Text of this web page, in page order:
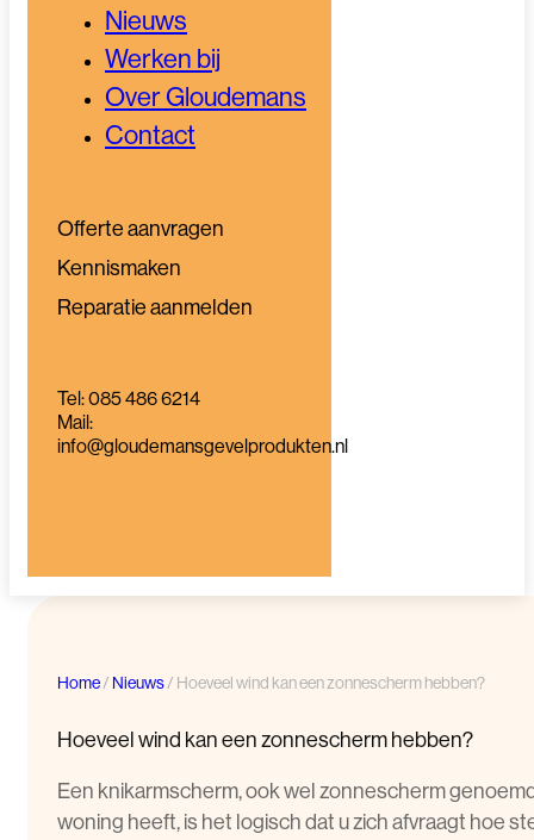
Nieuws
Werken bij
Over Gloudemans
Contact
Offerte aanvragen
Kennismaken
Reparatie aanmelden
Tel: 085 486 6214
Mail:
info@gloudemansgevelprodukten.nl
Home/ Nieuws/ Hoeveel wind kan een zonnescherm hebben?
Hoeveel wind kan een zonnescherm hebben?
Een knikarmscherm, ook wel zonnescherm
woning heeft, is het logisch dat u zich afvraagt hoe